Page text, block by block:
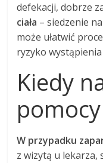
defekacji, dobrze
ciała – siedzenie
może ułatwić
ryzyko
Kiedy
W przypadku
z wizytą u lekarza,